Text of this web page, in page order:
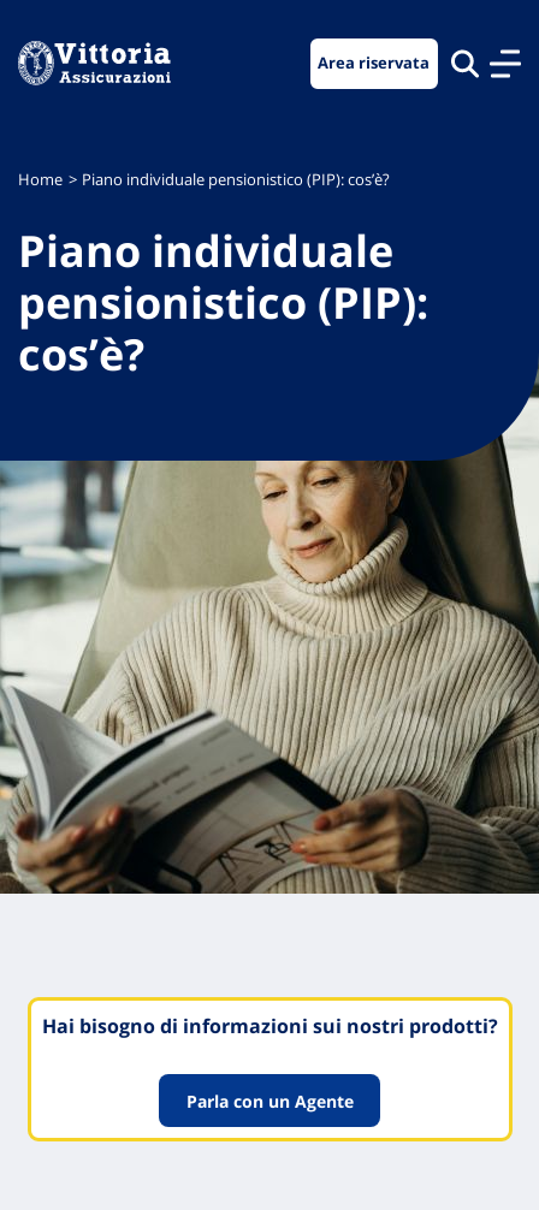
menu
contenuto
footer
Area riservata
Home Piano individuale pensionistico (PIP): cos’è?
Piano individuale
pensionistico (PIP):
cos’è?
Hai bisogno di informazioni sui nostri prodotti?
Parla con un Agente